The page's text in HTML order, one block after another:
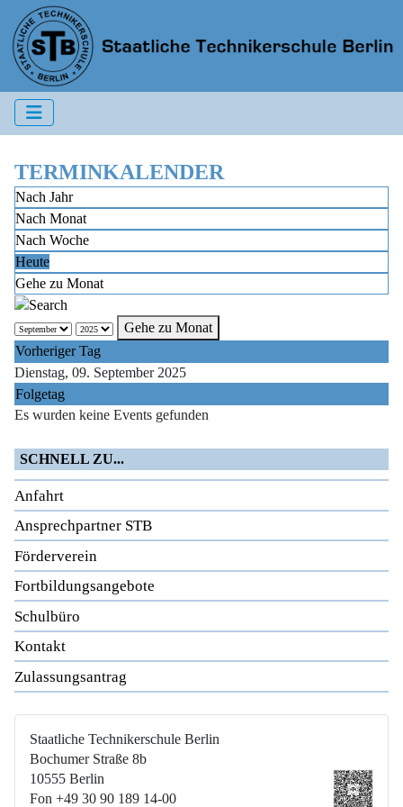
TERMINKALENDER
Nach Jahr
Nach Monat
Nach Woche
Heute
Gehe zu Monat
Gehe zu Monat
Vorheriger Tag
Dienstag, 09. September 2025
Folgetag
Es wurden keine Events gefunden
SCHNELL ZU...
Anfahrt
Ansprechpartner STB
Förderverein
Fortbildungsangebote
Schulbüro
Kontakt
Zulassungsantrag
Staatliche Technikerschule Berlin
Bochumer Straße 8b
10555 Berlin
Fon +49 30 90 189 14-00